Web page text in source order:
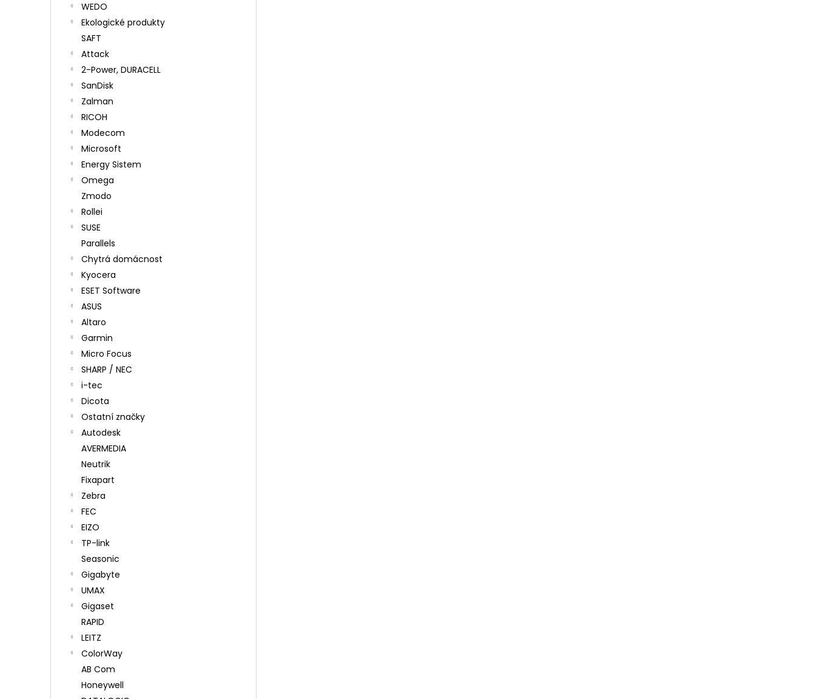
WEDO
Ekologické produkty
SAFT
Attack
2-Power, DURACELL
SanDisk
Zalman
RICOH
Modecom
Microsoft
Energy Sistem
Omega
Zmodo
Rollei
SUSE
Parallels
Chytrá domácnost
Kyocera
ESET Software
ASUS
Altaro
Garmin
Micro Focus
SHARP / NEC
i-tec
Dicota
Ostatní značky
Autodesk
AVERMEDIA
Neutrik
Fixapart
Zebra
FEC
EIZO
TP-link
Seasonic
Gigabyte
UMAX
Gigaset
RAPID
LEITZ
ColorWay
AB Com
Honeywell